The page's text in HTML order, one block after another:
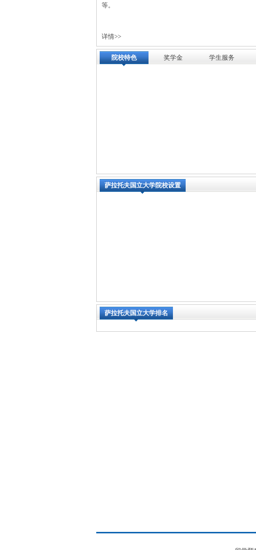
等。
详情>>
院校特色 奖学金 学生服务
萨拉托夫国立大学院校设置
萨拉托夫国立大学排名